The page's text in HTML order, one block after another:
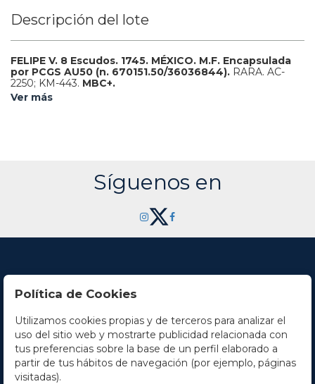
Descripción del lote
FELIPE V. 8 Escudos. 1745. MÉXICO. M.F. Encapsulada
por PCGS AU50 (n. 670151.50/36036844). RARA. AC-
2250; KM-443. MBC+.
Ver más
Síguenos en
Contacto
Horario
La empresa
Política de Cookies
Utilizamos cookies propias y de terceros para analizar el
uso del sitio web y mostrarte publicidad relacionada con
tus preferencias sobre la base de un perfil elaborado a
partir de tus hábitos de navegación (por ejemplo, páginas
visitadas).